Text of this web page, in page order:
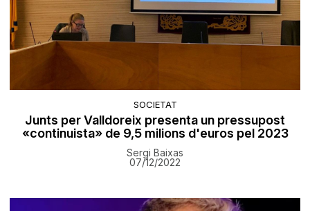
SOCIETAT
Junts per Valldoreix presenta un pressupost
«continuista» de 9,5 milions d'euros pel 2023
Sergi Baixas
07/12/2022